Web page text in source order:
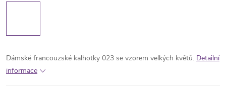
Dámské francouzské kalhotky 023 se vzorem velkých květů. Detailní
informace